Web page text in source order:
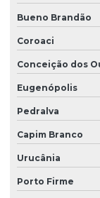
Bueno Brandão
Coroaci
Conceição dos
Eugenópolis
Pedralva
Capim Branco
Urucânia
Porto Firme